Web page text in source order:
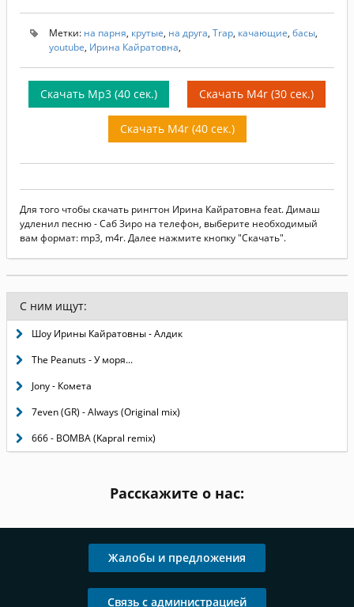
Метки: на парня, крутые, на друга, Trap, качающие, басы,
youtube, Ирина Кайратовна,
Скачать Mp3 (40 сек.) Скачать M4r (30 сек.)
Скачать M4r (40 сек.)
Для того чтобы скачать рингтон Ирина Кайратовна feat. Димаш
удленил песню - Саб Зиро на телефон, выберите необходимый
вам формат: mp3, m4r. Далее нажмите кнопку "Скачать".
С ним ищут:
Шоу Ирины Кайратовны - Алдик
The Peanuts - У моря...
Jony - Комета
7even (GR) - Always (Original mix)
666 - BOMBA (Kapral remix)
Расскажите о нас:
Жалобы и предложения
Связь с администрацией